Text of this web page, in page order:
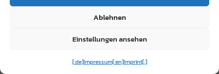
Ablehnen
Einstellungen ansehen
[:de]Impressum[:en]Imprint[:]